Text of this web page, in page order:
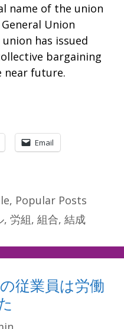
name of the union
Union
has issued
bargaining
near future.
Email
, Popular Posts
, 労組, 組合, 結成
従業員は労働